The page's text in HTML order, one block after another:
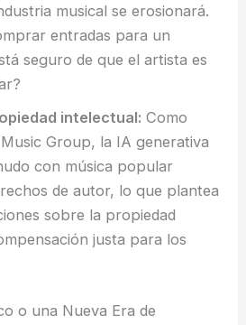
musical se erosionará.
entradas para un
seguro de que el artista es
intelectual: Como
Group, la IA generativa
con música popular
de autor, lo que plantea
sobre la propiedad
justa para los
o una Nueva Era de